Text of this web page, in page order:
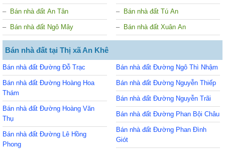
Bán nhà đất An Tân
Bán nhà đất Ngô Mây
Bán nhà đất Tú An
Bán nhà đất Xuân An
Bán nhà đất tại Thị xã An Khê
Bán nhà đất Đường Đỗ Trạc
Bán nhà đất Đường Hoàng Hoa
Thám
Bán nhà đất Đường Hoàng Văn
Thụ
Bán nhà đất Đường Lê Hồng
Phong
Bán nhà đất Đường Ngô Thì Nhậm
Bán nhà đất Đường Nguyễn Thiếp
Bán nhà đất Đường Nguyễn Trãi
Bán nhà đất Đường Phan Bội Châu
Bán nhà đất Đường Phan Đình
Giót